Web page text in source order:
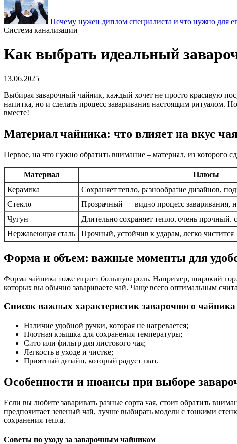
Почему нужен диплом специалиста и что нужно для
Система канализации
Как выбрать идеальный
13.06.2025
Выбирая заварочный чайник, каждый хочет не просто красивую
напитка, но и сделать процесс заваривания настоящим ритуалом.
вместе!
Материал чайника: что влияет на вкус
Первое, на что нужно обратить внимание – материал, из которого
Материал Плюсы
Керамика
Сохраняет тепло, разнообразие дизайнов,
Стекло
Прозрачный — видно процесс заваривания,
Чугун
Длительно сохраняет тепло, очень прочный,
Нержавеющая сталь
Прочный, устойчив к ударам, легко чистится
Форма и объем: важные моменты для
Форма чайника тоже играет большую роль. Например, широкий
которых вы обычно завариваете чай. Чаще всего оптимальным
Список важных характеристик заварочного чайника
Наличие удобной ручки, которая не нагревается;
Плотная крышка для сохранения температуры;
Сито или фильтр для листового чая;
Легкость в уходе и чистке;
Приятный дизайн, который радует глаз.
Особенности и нюансы при выборе
Если вы любите заваривать разные сорта чая, стоит обратить
предпочитает зеленый чай, лучше выбирать модели с тонкими
сохранения тепла.
Советы по уходу за заварочным чайником